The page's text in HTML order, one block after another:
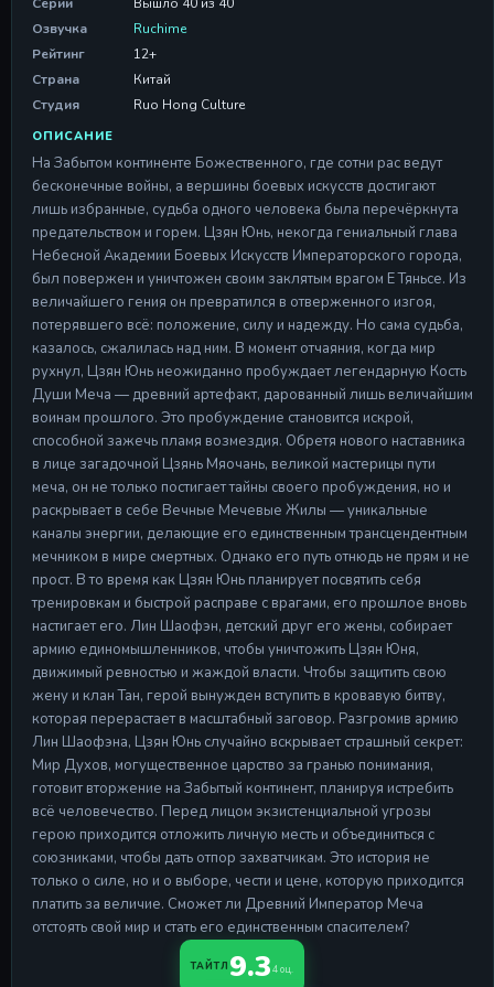
Серия 11
Серия 12
Серия 12
Серия 13
Серия 13
28 Apr 2026
Серия 14
Серия 14
28 Apr 2026
Серия 15
Серия 15
28 Apr 2026
Серия 16
Серия 17
Серия 17
28 Apr 2026
Серия 18
Серия 18
28 Apr 2026
Серия 19
Серия 19
28 Apr 2026
Серия 20
Серия 20
28 Apr 2026
Серии
Вышло 40 из 40
Озвучка
Ruchime
Рейтинг
12+
Страна
Китай
Студия
Ruo Hong Culture
ОПИСАНИЕ
На Забытом континенте Божественного, где сотни рас ведут
бесконечные войны, а вершины боевых искусств достигают
лишь избранные, судьба одного человека была перечёркнута
предательством и горем. Цзян Юнь, некогда гениальный глава
Небесной Академии Боевых Искусств Императорского города,
был повержен и уничтожен своим заклятым врагом Е Тяньсе. Из
величайшего гения он превратился в отверженного изгоя,
потерявшего всё: положение, силу и надежду. Но сама судьба,
казалось, сжалилась над ним. В момент отчаяния, когда мир
рухнул, Цзян Юнь неожиданно пробуждает легендарную Кость
Души Меча — древний артефакт, дарованный лишь величайшим
воинам прошлого. Это пробуждение становится искрой,
способной зажечь пламя возмездия. Обретя нового наставника
в лице загадочной Цзянь Мяочань, великой мастерицы пути
меча, он не только постигает тайны своего пробуждения, но и
раскрывает в себе Вечные Мечевые Жилы — уникальные
каналы энергии, делающие его единственным трансцендентным
мечником в мире смертных. Однако его путь отнюдь не прям и не
прост. В то время как Цзян Юнь планирует посвятить себя
тренировкам и быстрой расправе с врагами, его прошлое вновь
настигает его. Лин Шаофэн, детский друг его жены, собирает
армию единомышленников, чтобы уничтожить Цзян Юня,
движимый ревностью и жаждой власти. Чтобы защитить свою
жену и клан Тан, герой вынужден вступить в кровавую битву,
которая перерастает в масштабный заговор. Разгромив армию
Лин Шаофэна, Цзян Юнь случайно вскрывает страшный секрет:
Мир Духов, могущественное царство за гранью понимания,
готовит вторжение на Забытый континент, планируя истребить
всё человечество. Перед лицом экзистенциальной угрозы
герою приходится отложить личную месть и объединиться с
союзниками, чтобы дать отпор захватчикам. Это история не
только о силе, но и о выборе, чести и цене, которую приходится
платить за величие. Сможет ли Древний Император Меча
отстоять свой мир и стать его единственным спасителем?
ТАЙТЛ 9.34 оц.